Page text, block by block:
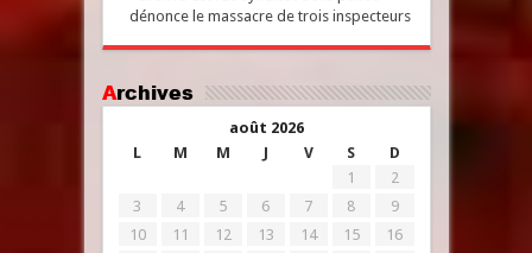
dénonce le massacre de trois inspecteurs
Archives
août 2026
L
M M J V S D
1
2
3
4 5 6 7 8
9
10
11 12 13 14 15
16